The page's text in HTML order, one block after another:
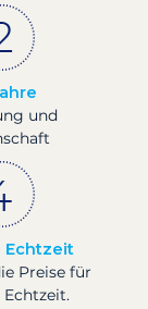
und
Echtzeit
Preise für